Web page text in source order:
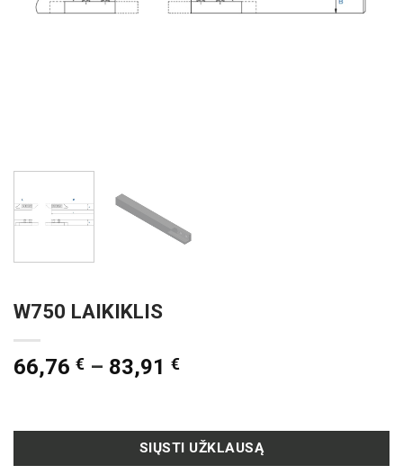
W750 LAIKIKLIS
66,76 € – 83,91 €
SIŲSTI UŽKLAUSĄ